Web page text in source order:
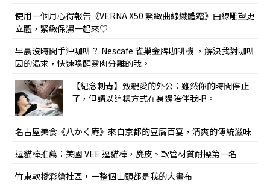
使用一個月心得報告《VERNA X50 緊緻曲線纖體霜》曲線雕塑更
立體，緊緻保濕一起來♡
早晨沒時間手沖咖啡？ Nescafe 雀巢金牌咖啡機 ，解決我對咖啡
因的渴求，快速喚醒靈肉分離的我。
【紀念刺青】致親愛的外公：雖然你的時間停止
了，但請以這樣方式在身邊陪伴我吧。
名古屋美食《八かく庵》來自京都的豆腐百宴，清爽的傳統滋味
逗貓棒推薦：美國 VEE 逗貓棒，麂皮、軟管材質耐操第一名
竹東軟橋彩繪社區，一整個山頭都是我的大畫布